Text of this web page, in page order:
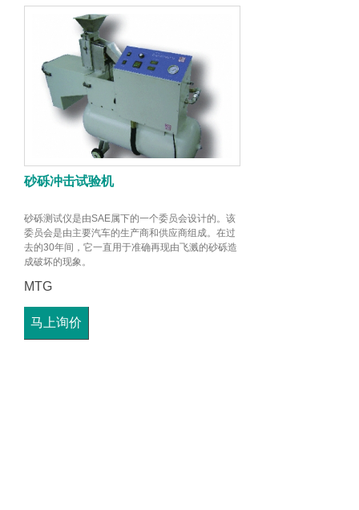
砂砾冲击试验机
砂砾测试仪是由SAE属下的一个委员会设计的。该
委员会是由主要汽车的生产商和供应商组成。在过
去的30年间，它一直用于准确再现由飞溅的砂砾造
成破坏的现象。
MTG
马上询价